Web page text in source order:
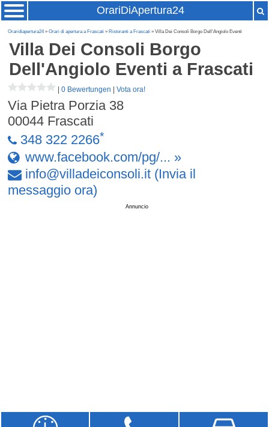
OrariDiApertura24
Oraridiapertura24»Orari di apertura a Frascati » Ristoranti a Frascati » Villa Dei Consoli Borgo Dell'Angiolo Eventi
Villa Dei Consoli Borgo
Dell'Angiolo Eventi a Frascati
|0 Bewertungen |Vota ora!
Via Pietra Porzia 38
00044 Frascati
348 322 2266*
www.facebook.com/pg/... »
info@villadeiconsoli.it (Invia il
messaggio ora)
Annuncio